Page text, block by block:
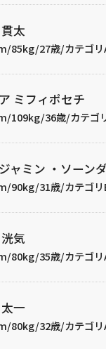
太
85kg/27歳/カテゴリ
ミフィポセチ
109kg/36歳/カテゴ
ャミン ・ソーン
90kg/31歳/カテゴリ
気
80kg/35歳/カテゴリ
一
80kg/32歳/カテゴリ